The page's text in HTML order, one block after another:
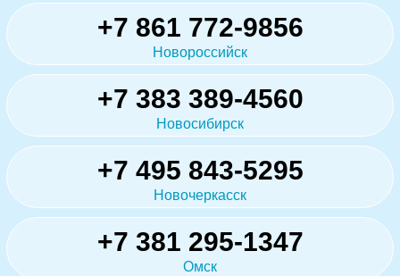
+7 861 772-9856
Новороссийск
+7 383 389-4560
Новосибирск
+7 495 843-5295
Новочеркасск
+7 381 295-1347
Омск